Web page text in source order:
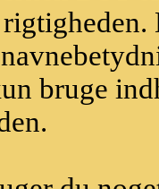
bruge